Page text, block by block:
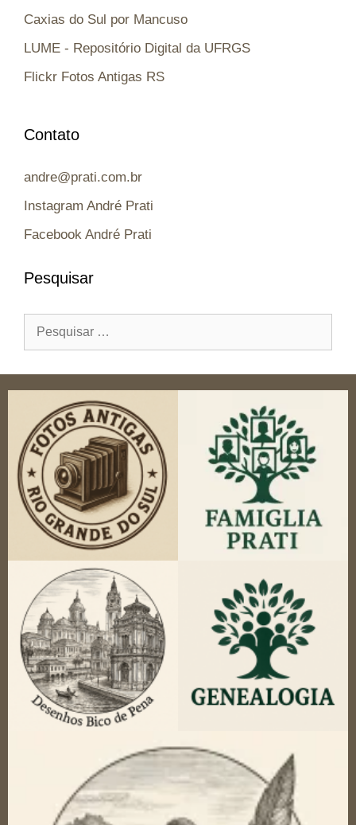
Caxias do Sul por Mancuso
LUME - Repositório Digital da UFRGS
Flickr Fotos Antigas RS
Contato
andre@prati.com.br
Instagram André Prati
Facebook André Prati
Pesquisar
por: